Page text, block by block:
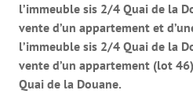
l’immeuble sis 2/4 Quai de la
vente d’un appartement et
l’immeuble sis 2/4 Quai de la
vente d’un appartement (lot
Quai de la Douane.